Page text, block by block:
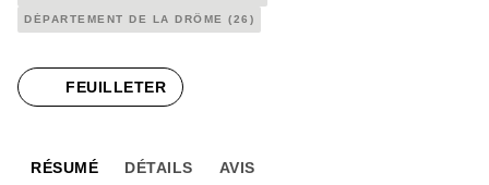
DÉPARTEMENT DE LA DRÔME (26)
FEUILLETER
RÉSUMÉ DÉTAILS AVIS